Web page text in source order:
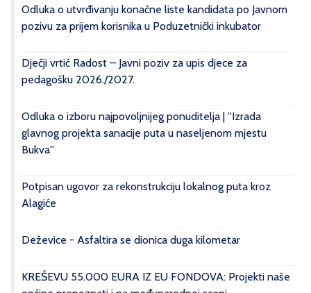
Odluka o utvrđivanju konačne liste kandidata po Javnom
pozivu za prijem korisnika u Poduzetnički inkubator
Dječji vrtić Radost – Javni poziv za upis djece za
pedagošku 2026./2027.
Odluka o izboru najpovoljnijeg ponuditelja | ''Izrada
glavnog projekta sanacije puta u naseljenom mjestu
Bukva''
Potpisan ugovor za rekonstrukciju lokalnog puta kroz
Alagiće
Deževice - Asfaltira se dionica duga kilometar
KREŠEVU 55.000 EURA IZ EU FONDOVA: Projekti naše